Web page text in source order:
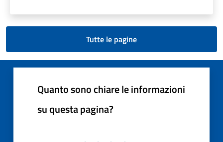
Tutte le pagine
Quanto sono chiare le informazioni
su questa pagina?